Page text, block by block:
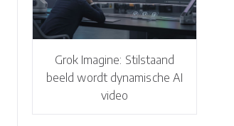
Grok Imagine: Stilstaand
beeld wordt dynamische AI
video